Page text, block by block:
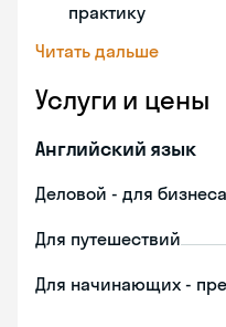
практику
Читать дальше
Услуги и цены
Английский язык
Деловой - для бизнеса
Для путешествий
Для начинающих -